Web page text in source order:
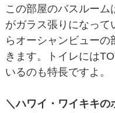
この部屋のバスルーム
がガラス張りになっ
らオーシャンビュー
きます。トイレには
いるのも特長ですよ。
＼ハワイ・ワイキキの